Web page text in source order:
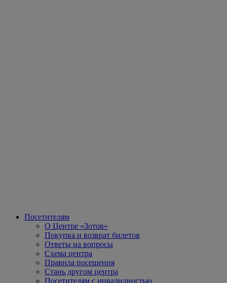
Посетителям
О Центре «Зотов»
Покупка и возврат билетов
Ответы на вопросы
Схема центра
Правила посещения
Стань другом центра
Посетителям с инвалидностью